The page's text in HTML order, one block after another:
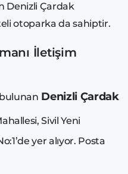
Denizli Çardak
otoparka da sahiptir.
İletişim
Denizli Çardak
Sivil Yeni
yer alıyor. Posta